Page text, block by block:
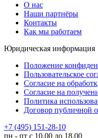
О нас
Наши партнёры
Контакты
Как мы работаем
Юридическая информация
Положение
Пользовательское
Согласие на
Согласие на
Политика
Договор публичной
+7 (495) 151-28-10
пн - пт с 10.00 до 18.00